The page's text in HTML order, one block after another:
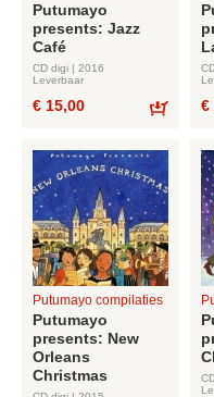
Putumayo
presents: Jazz
Café
CD digi | 2016
Leverbaar
€ 15,00 €
Putumayo compilaties
Putumayo
presents: New
Orleans
Christmas